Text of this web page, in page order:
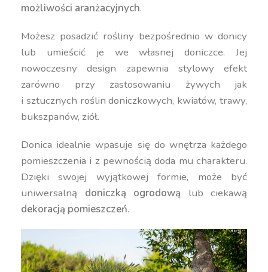
możliwości aranżacyjnych.
Możesz posadzić rośliny bezpośrednio w donicy
lub umieścić je we własnej doniczce. Jej
nowoczesny design zapewnia stylowy efekt
zarówno przy zastosowaniu żywych jak
i sztucznych roślin doniczkowych, kwiatów, trawy,
bukszpanów, ziół.
Donica idealnie wpasuje się do wnętrza każdego
pomieszczenia i z pewnością doda mu charakteru.
Dzięki swojej wyjątkowej formie, może być
uniwersalną doniczką ogrodową lub ciekawą
dekoracją pomieszczeń.